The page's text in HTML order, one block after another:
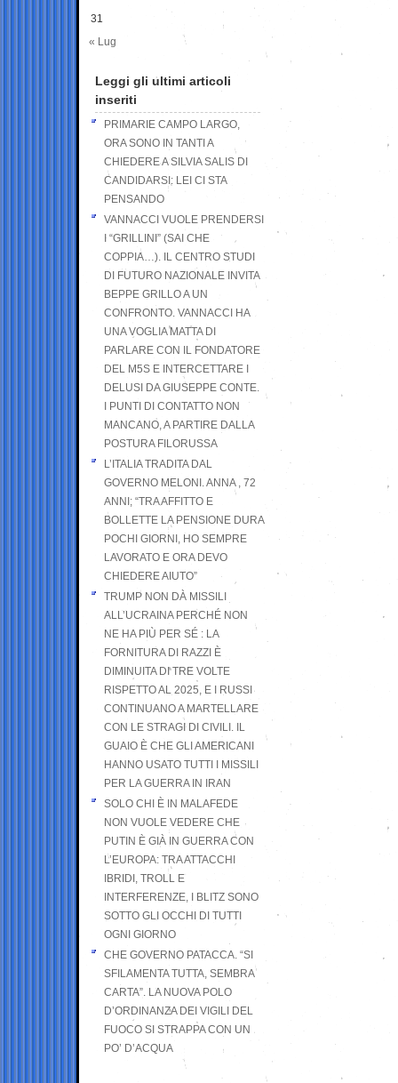
31
« Lug
Leggi gli ultimi articoli
inseriti
PRIMARIE CAMPO LARGO,
ORA SONO IN TANTI A
CHIEDERE A SILVIA SALIS DI
CANDIDARSI: LEI CI STA
PENSANDO
VANNACCI VUOLE PRENDERSI
I “GRILLINI” (SAI CHE
COPPIA…). IL CENTRO STUDI
DI FUTURO NAZIONALE INVITA
BEPPE GRILLO A UN
CONFRONTO. VANNACCI HA
UNA VOGLIA MATTA DI
PARLARE CON IL FONDATORE
DEL M5S E INTERCETTARE I
DELUSI DA GIUSEPPE CONTE.
I PUNTI DI CONTATTO NON
MANCANO, A PARTIRE DALLA
POSTURA FILORUSSA
L’ITALIA TRADITA DAL
GOVERNO MELONI. ANNA , 72
ANNI; “TRA AFFITTO E
BOLLETTE LA PENSIONE DURA
POCHI GIORNI, HO SEMPRE
LAVORATO E ORA DEVO
CHIEDERE AIUTO”
TRUMP NON DÀ MISSILI
ALL’UCRAINA PERCHÉ NON
NE HA PIÙ PER SÉ : LA
FORNITURA DI RAZZI È
DIMINUITA DI TRE VOLTE
RISPETTO AL 2025, E I RUSSI
CONTINUANO A MARTELLARE
CON LE STRAGI DI CIVILI. IL
GUAIO È CHE GLI AMERICANI
HANNO USATO TUTTI I MISSILI
PER LA GUERRA IN IRAN
SOLO CHI È IN MALAFEDE
NON VUOLE VEDERE CHE
PUTIN È GIÀ IN GUERRA CON
L’EUROPA: TRA ATTACCHI
IBRIDI, TROLL E
INTERFERENZE, I BLITZ SONO
SOTTO GLI OCCHI DI TUTTI
OGNI GIORNO
CHE GOVERNO PATACCA. “SI
SFILAMENTA TUTTA, SEMBRA
CARTA”. LA NUOVA POLO
D’ORDINANZA DEI VIGILI DEL
FUOCO SI STRAPPA CON UN
PO’ D’ACQUA